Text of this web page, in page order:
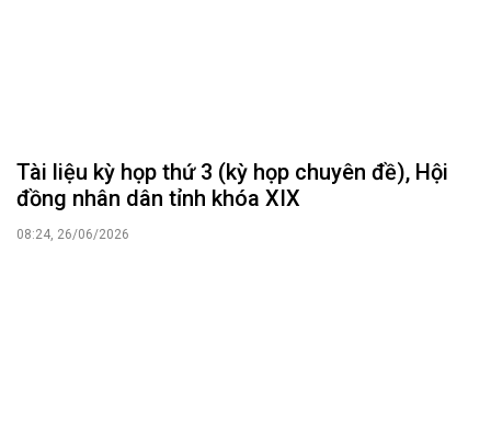
Tài liệu kỳ họp thứ 3 (kỳ họp chuyên đề), Hội
đồng nhân dân tỉnh khóa XIX
08:24, 26/06/2026